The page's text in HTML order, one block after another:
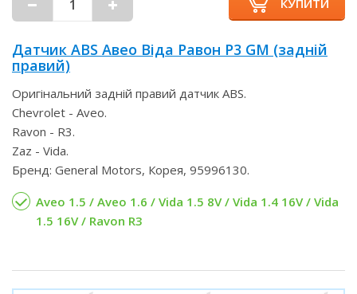
Датчик ABS Авео Віда Равон Р3 GM (задній
правий)
Оригінальний задній правий датчик ABS.
Chevrolet - Aveo.
Ravon - R3.
Zaz - Vida.
Бренд: General Motors, Корея, 95996130.
Aveo 1.5 / Aveo 1.6 / Vida 1.5 8V / Vida 1.4 16V / Vida
1.5 16V / Ravon R3